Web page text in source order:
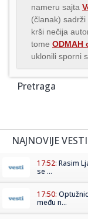
nameru sajta
(članak)
krši nečija
tome ODMAH
uklonili sporni
Pretraga
NAJNOVIJE VESTI
17:52: Rasim
se ...
17:50:
među n...